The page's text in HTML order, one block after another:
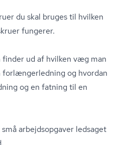
du skal bruges til hvilken
fungerer.
ud af hvilken væg man
for­læn­ger­led­ning og hvordan
og en fatning til en
arbejdsopgaver ledsaget